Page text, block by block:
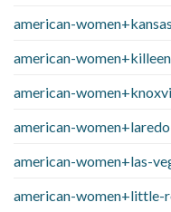
american-
american-
american-
american-
american-women+las-
american-women+little-